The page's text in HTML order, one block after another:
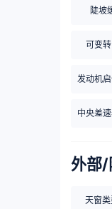
陡坡
可变
发动机
中央差
外部/
天窗类